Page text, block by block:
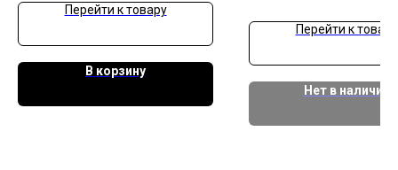
Перейти к товару
В корзину
Перейти к товару
Нет в наличии